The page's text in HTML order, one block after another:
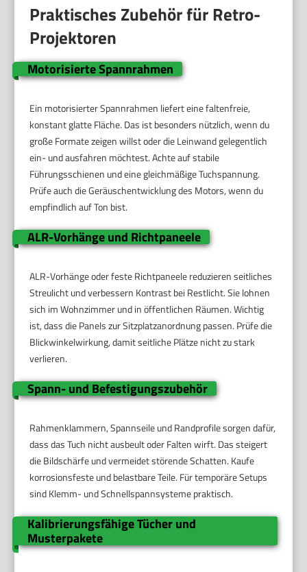
Praktisches Zubehör für Retro-
Projektoren
Motorisierte Spannrahmen
Ein motorisierter Spannrahmen liefert eine faltenfreie,
konstant glatte Fläche. Das ist besonders nützlich, wenn du
große Formate zeigen willst oder die Leinwand gelegentlich
ein- und ausfahren möchtest. Achte auf stabile
Führungsschienen und eine gleichmäßige Tuchspannung.
Prüfe auch die Geräuschentwicklung des Motors, wenn du
empfindlich auf Ton bist.
ALR-Vorhänge und Richtpaneele
ALR-Vorhänge oder feste Richtpaneele reduzieren seitliches
Streulicht und verbessern Kontrast bei Restlicht. Sie lohnen
sich im Wohnzimmer und in öffentlichen Räumen. Wichtig
ist, dass die Panels zur Sitzplatzanordnung passen. Prüfe die
Blickwinkelwirkung, damit seitliche Plätze nicht zu stark
verlieren.
Spann- und Befestigungszubehör
Rahmenklammern, Spannseile und Randprofile sorgen dafür,
dass das Tuch nicht ausbeult oder Falten wirft. Das steigert
die Bildschärfe und vermeidet störende Schatten. Kaufe
korrosionsfeste und belastbare Teile. Für temporäre Setups
sind Klemm- und Schnellspannsysteme praktisch.
Kalibrierungsfähige Tücher und
Musterpakete